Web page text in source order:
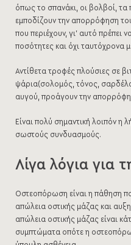
όπως το σπανάκι, οι βολβοί, τα
εμποδίζουν την απορρόφηση
που περιέχουν, γι’ αυτό πρέπει
ποσότητες και όχι ταυτόχρονα
Αντίθετα τροφές πλούσιες σε
ψάρια(σολομός, τόνος,
αυγού, προάγουν την
Είναι πολύ σημαντική λοιπόν
σωστούς συνδυασμούς.
Λίγα λόγια για
Οστεοπόρωση είναι η πάθηση
απώλεια οστικής μάζας και
απώλεια οστικής μάζας είναι
συμπτώματα οπότε η